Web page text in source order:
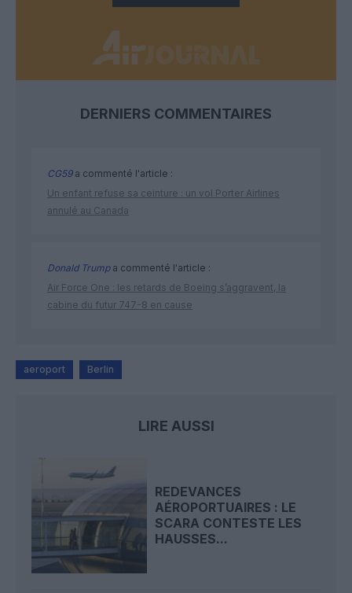
DERNIERS COMMENTAIRES
CG59a commenté l'article :
Un enfant refuse sa ceinture : un vol Porter Airlines
annulé au Canada
Donald Trumpa commenté l'article :
Air Force One : les retards de Boeing s’aggravent, la
cabine du futur 747-8 en cause
aeroport Berlin
LIRE AUSSI
REDEVANCES
AÉROPORTUAIRES : LE
SCARA CONTESTE LES
HAUSSES...